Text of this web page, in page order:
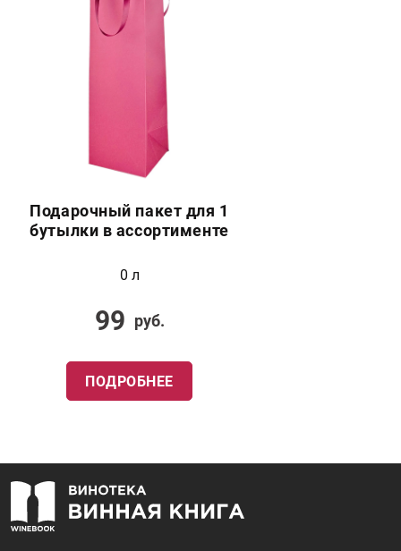
Подарочный пакет для 1
бутылки в ассортименте
0 л
99 руб.
ПОДРОБНЕЕ